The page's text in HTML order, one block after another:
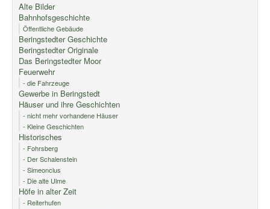
Alte Bilder
Bahnhofsgeschichte
Öffentliche Gebäude
Beringstedter Geschichte
Beringstedter Originale
Das Beringstedter Moor
Feuerwehr
- die Fahrzeuge
Gewerbe in Beringstedt
Häuser und ihre Geschichten
- nicht mehr vorhandene Häuser
- Kleine Geschichten
Historisches
- Fohrsberg
- Der Schalenstein
- Simeonclus
- Die alte Ulme
Höfe in alter Zeit
- Reiterhufen